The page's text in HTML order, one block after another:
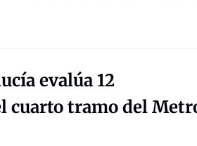
evalúa 12
cuarto tramo del